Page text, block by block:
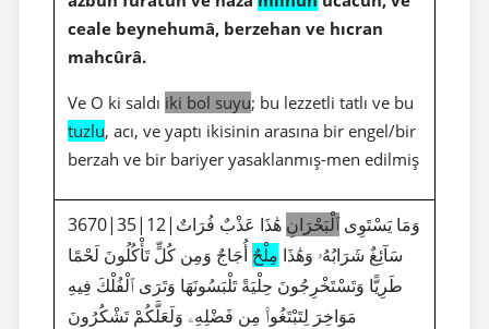
ceale beynehumâ, berzehan ve hıcran
mahcûrâ.
Ve O ki saldı iki bol suyu; bu lezzetli tatlı ve bu
tuzlu, acı, ve yaptı ikisinin arasına bir engel/bir
berzah ve bir bariyer yasaklanmış-men edilmiş
3670|35|12|وَمَا يَسْتَوِىٱلْبَحْرَانِ هَٰذَا عَذْبٌ فُرَاتٌ
سَآئِغٌ شَرَابُهُۥ وَهَٰذَا مِلْحٌ أُجَاجٌ وَمِن كُلٍّ تَأْكُلُونَ لَحْمًا
طَرِيًّا وَتَسْتَخْرِجُونَ حِلْيَةً تَلْبَسُونَهَا وَتَرَى ٱلْفُلْكَ فِيهِ
مَوَاخِرَ لِتَبْتَغُوا۟ مِن فَضْلِهِۦ وَلَعَلَّكُمْ تَشْكُرُونَ